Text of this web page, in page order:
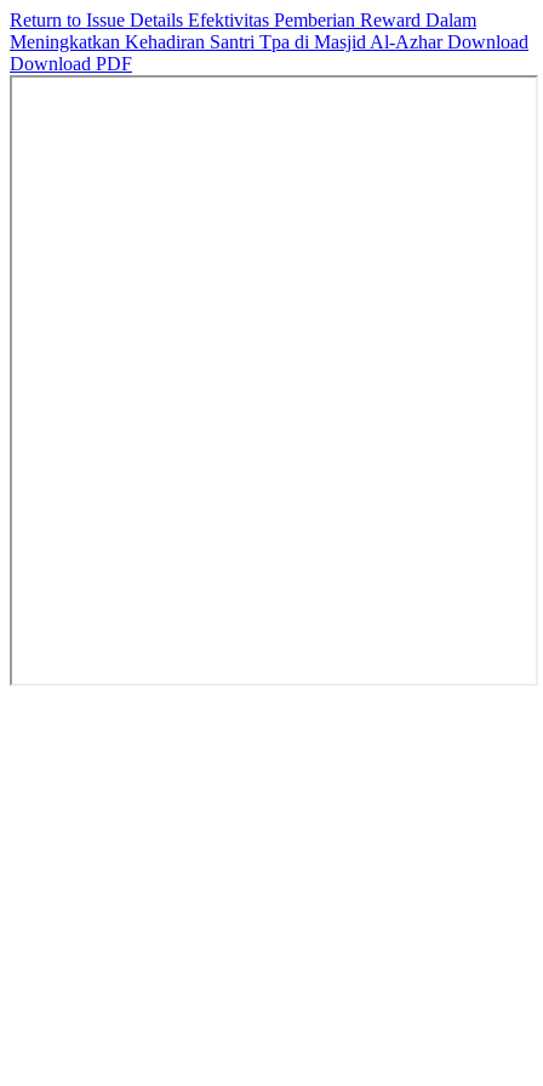
Return to Issue Details Efektivitas Pemberian Reward Dalam
Meningkatkan Kehadiran Santri Tpa di Masjid Al-AzharDownload
Download PDF